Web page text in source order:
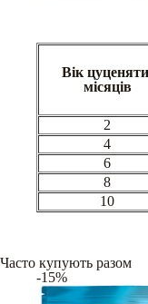
Вік
місяців
2
4
6
8
10
Часто купують разом
-15%